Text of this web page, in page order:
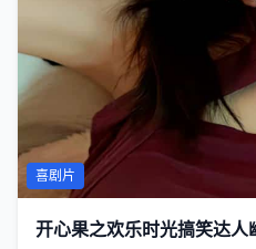
喜剧片
开心果之欢乐时光搞笑达人